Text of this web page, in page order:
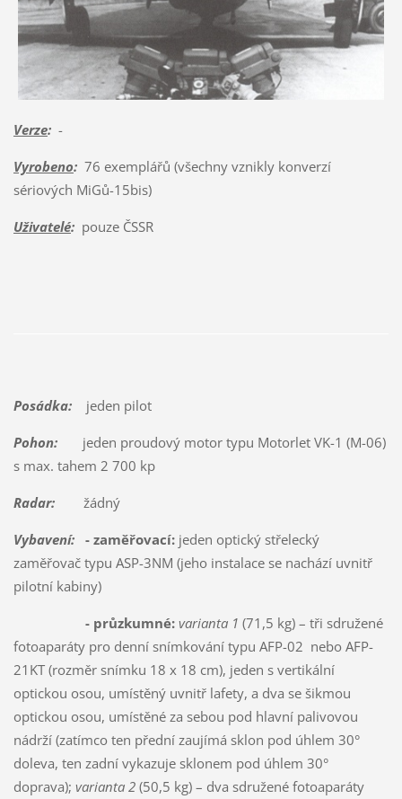
Verze:-
Vyrobeno:76 exemplářů (všechny vznikly konverzí
sériových MiGů-15bis)
Uživatelé:pouze ČSSR
Posádka:jeden pilot
Pohon:jeden proudový motor typu Motorlet VK-1 (M-06)
s max. tahem 2 700 kp
Radar:žádný
Vybavení: - zaměřovací:jeden optický střelecký
zaměřovač typu ASP-3NM (jeho instalace se nachází uvnitř
pilotní kabiny)
- průzkumné: varianta 1 (71,5 kg) – tři sdružené
fotoaparáty pro denní snímkování typu AFP-02 nebo AFP-
21KT (rozměr snímku 18 x 18 cm), jeden s vertikální
optickou osou, umístěný uvnitř lafety, a dva se šikmou
optickou osou, umístěné za sebou pod hlavní palivovou
nádrží (zatímco ten přední zaujímá sklon pod úhlem 30°
doleva, ten zadní vykazuje sklonem pod úhlem 30°
doprava); varianta 2(50,5 kg) – dva sdružené fotoaparáty